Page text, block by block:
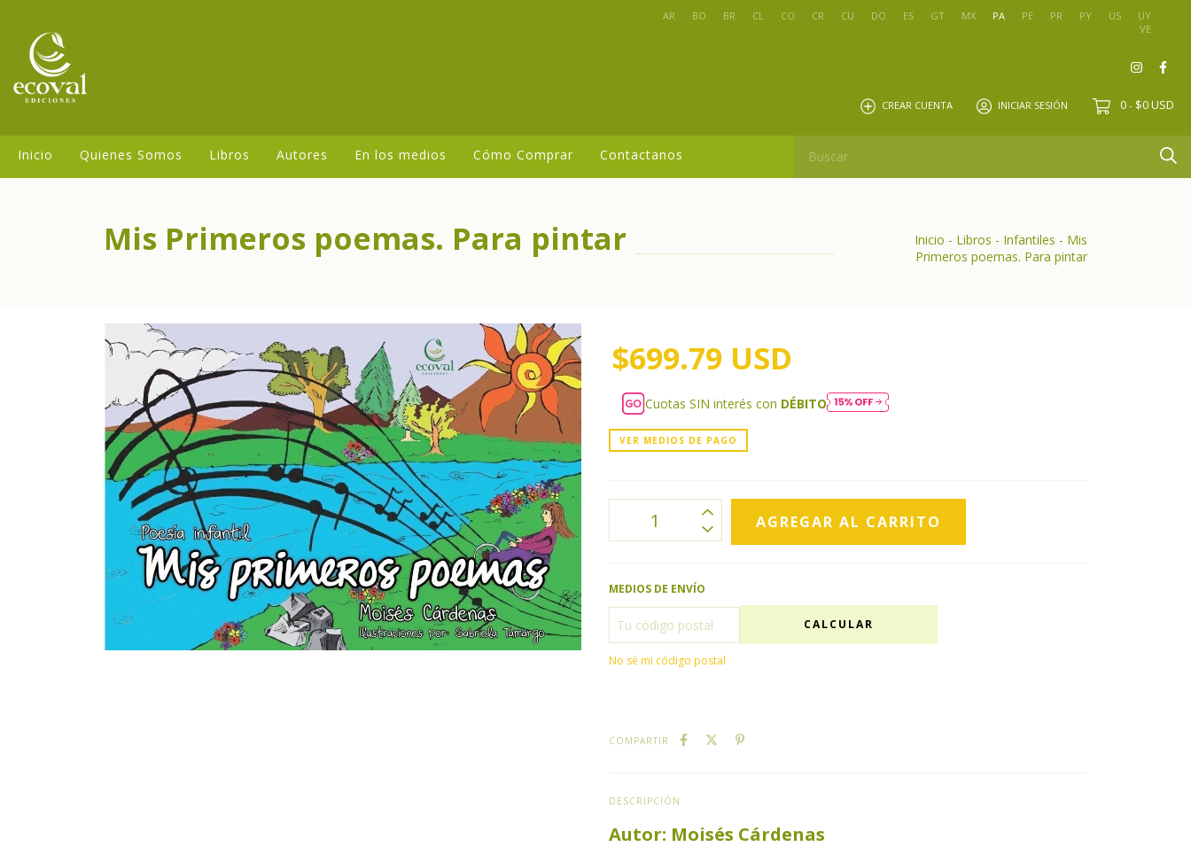
AR BO BR CL CO CR CU DO ES GT MX PA PE PR PY US
UY
VE
CREAR CUENTA INICIAR SESIÓN 0 - $0 USD
Inicio Quienes Somos Libros Autores En los medios Cómo Comprar Contactanos
Mis Primeros poemas. Para pintar Inicio - Libros - Infantiles - Mis
Primeros poemas. Para pintar
$699.79 USD
Cuotas SIN interés con DÉBITO
VER MEDIOS DE PAGO
MEDIOS DE ENVÍO
CALCULAR
No sé mi código postal
COMPARTIR
DESCRIPCIÓN
Autor: Moisés Cárdenas